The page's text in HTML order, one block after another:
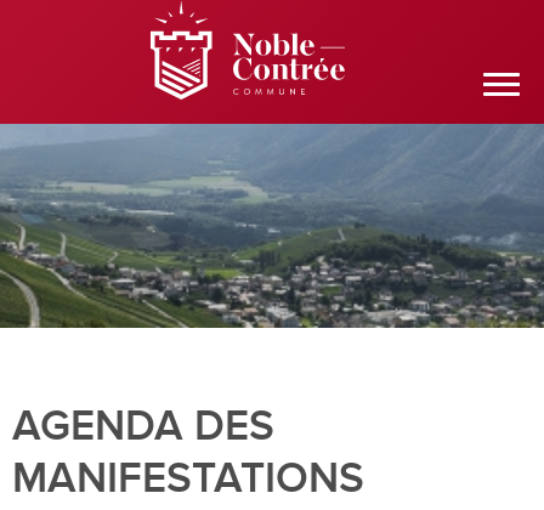
AGENDA DES
MANIFESTATIONS